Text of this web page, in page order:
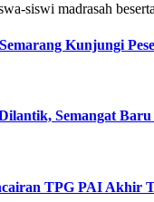
siswi madrasah
Kunjungi
Semangat
TPG PAI Akhir